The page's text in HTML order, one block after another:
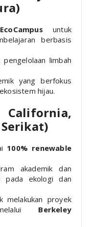
EcoCampus untuk
berbasis
limbah
yang berfokus
hijau.
100% renewable
akademik dan
pada ekologi dan
melakukan proyek
Berkeley